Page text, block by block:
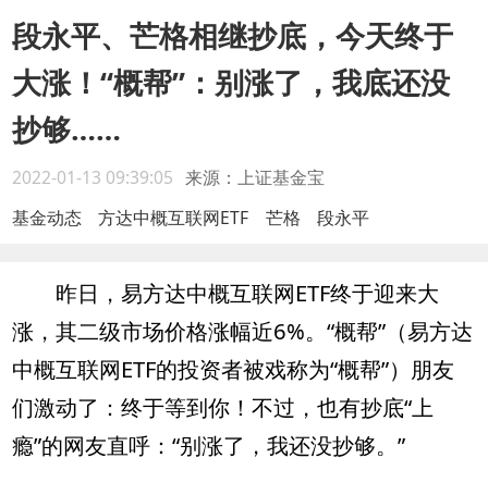
段永平、芒格相继抄底，今天终于
大涨！“概帮”：别涨了，我底还没
抄够……
2022-01-13 09:39:05 来源：上证基金宝
基金动态
方达中概互联网ETF 芒格 段永平
昨日，易方达中概互联网ETF终于迎来大
涨，其二级市场价格涨幅近6%。“概帮”（易方达
中概互联网ETF的投资者被戏称为“概帮”）朋友
们激动了：终于等到你！不过，也有抄底“上
瘾”的网友直呼：“别涨了，我还没抄够。”